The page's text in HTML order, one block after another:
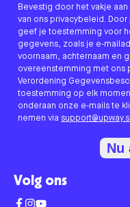
Bevestig door het vakje
van ons privacybeleid.
geef je toestemming voor
gegevens, zoals je e-
voornaam, achternaam en
overeenstemming met ons
Verordening
toestemming op elk
onderaan onze e-mails te
nemen via
Nu
Volg ons